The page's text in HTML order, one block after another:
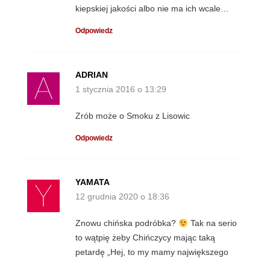
kiepskiej jakości albo nie ma ich wcale…
Odpowiedz
ADRIAN
1 stycznia 2016 o 13:29
Zrób może o Smoku z Lisowic
Odpowiedz
YAMATA
12 grudnia 2020 o 18:36
Znowu chińska podróbka?
Tak na serio
to wątpię żeby Chińczycy mając taką
petardę „Hej, to my mamy największego